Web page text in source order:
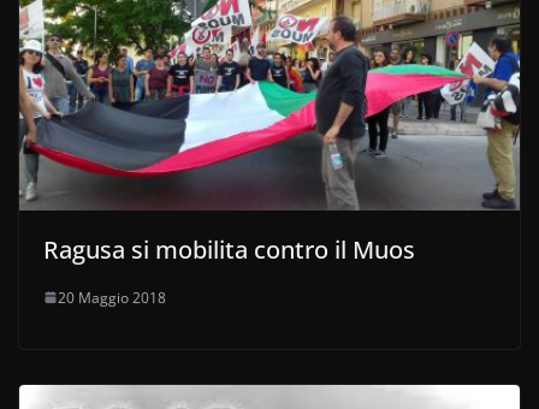
Ragusa si mobilita contro il Muos
20 Maggio 2018